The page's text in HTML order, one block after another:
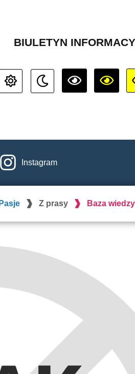
BIULETYN
Instagram
Pasje Z prasy Baza wiedzy